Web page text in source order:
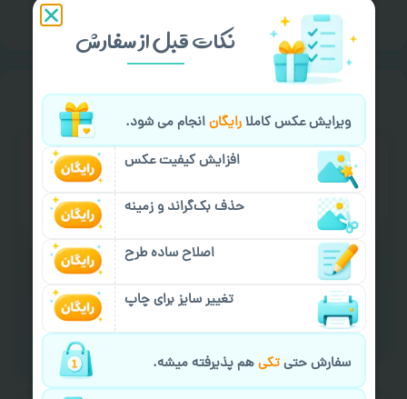
خیالت راحت ازسفارش گیری
سفارش گیری آنلاین
امکان سفارش از طریق چت و
سایت با پشتیبانی آنلاین
(تماس با ما‌)
چاپ عمده و فوری
برای درخواست خدمات چاپ
عمده و فوری با ما تماس
بگیرید
تماس با ما)
نکات قبل از سفارش
ویرایش عکس کاملارایگانانجام می شود.
افزایش کیفیت عکس
حذف بک‌گراند و زمینه
اصلاح ساده طرح
تغییر سایز برای چاپ
سفارش حتیتکیهم پذیرفته میشه.